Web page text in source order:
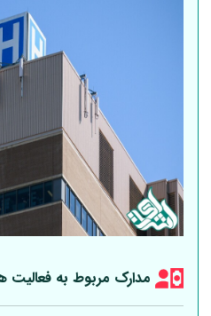
مدارک مربوط به فعالیت